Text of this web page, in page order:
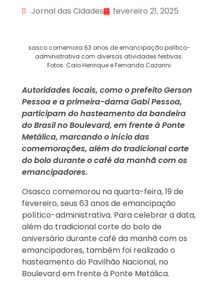
Jornal das Cidades fevereiro 21, 2025
sasco comemora 63 anos de emancipação político-
administrativa com diversas atividades festivas.
Fotos: Caio Henrique e Fernanda Cazarini
Autoridades locais, como o prefeito Gerson
Pessoa e a primeira-dama Gabi Pessoa,
participam do hasteamento da bandeira
do Brasil no Boulevard, em frente à Ponte
Metálica, marcando o início das
comemorações, além do tradicional corte
do bolo durante o café da manhã com os
emancipadores.
Osasco comemorou na quarta-feira, 19 de
fevereiro, seus 63 anos de emancipação
político-administrativa. Para celebrar a data,
além do tradicional corte do bolo de
aniversário durante café da manhã com os
emancipadores, também foi realizado o
hasteamento do Pavilhão Nacional, no
Boulevard em frente à Ponte Metálica.